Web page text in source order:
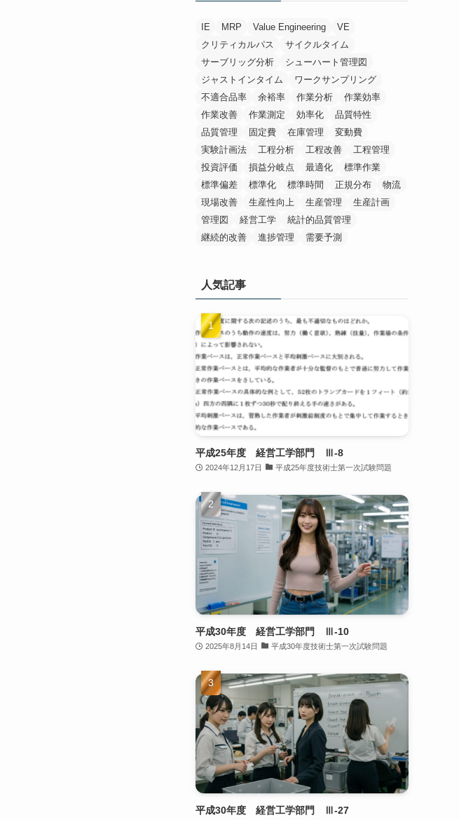
IE MRP Value Engineering
VE
クリティカルパス
サイクルタイム
サーブリッグ分析
シューハート管理図
ジャストインタイム
ワークサンプリング
不適合品率
余裕率 作業分析
作業効率
作業改善
作業測定 効率化
品質特性
品質管理
固定費 在庫管理
変動費
実験計画法
工程分析 工程改善
工程管理
投資評価
損益分岐点 最適化
標準作業
標準偏差
標準化 標準時間 正規分布
物流
現場改善
生産性向上 生産管理
生産計画
管理図
経営工学
統計的品質管理
継続的改善
進捗管理 需要予測
人気記事
平成25年度 経営工学部門 Ⅲ-8
2024年12月17日 平成25年度技術士第一次試験問題
平成30年度 経営工学部門 Ⅲ-10
2025年8月14日 平成30年度技術士第一次試験問題
平成30年度 経営工学部門 Ⅲ-27